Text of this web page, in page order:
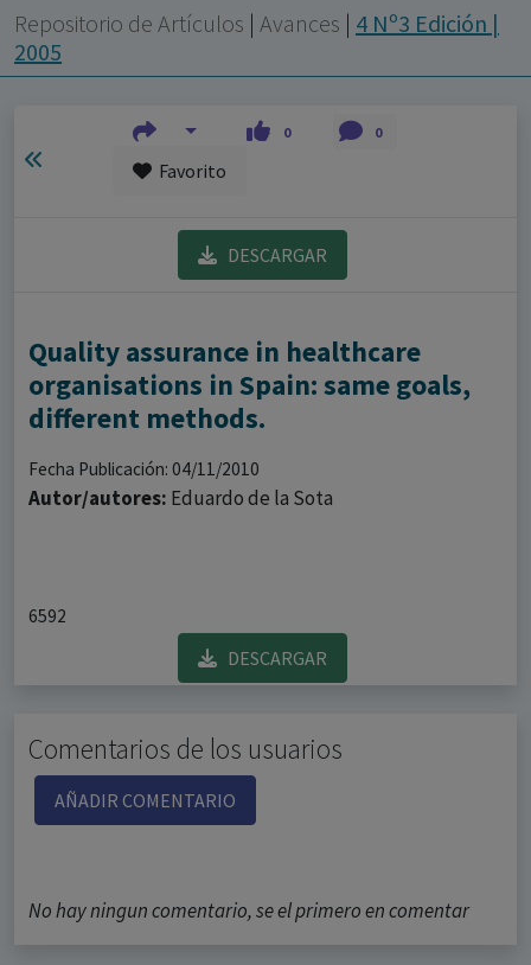
con ejercicio profesional. La información técnica de los
fármacos se facilita a título meramente informativo,
siendo responsabilidad de los profesionales
facultados prescribir medicamentos y decidir, en cada
caso concreto, el tratamiento más adecuado a las
necesidades del paciente.
Repositorio de Artículos | Avances | 4 Nº3 Edición |
2005
0 0
Favorito
DESCARGAR
Quality assurance in healthcare
organisations in Spain: same goals,
different methods.
Fecha Publicación: 04/11/2010
Autor/autores: Eduardo de la Sota
6592
DESCARGAR
Comentarios de los usuarios
AÑADIR COMENTARIO
No hay ningun comentario, se el primero en comentar